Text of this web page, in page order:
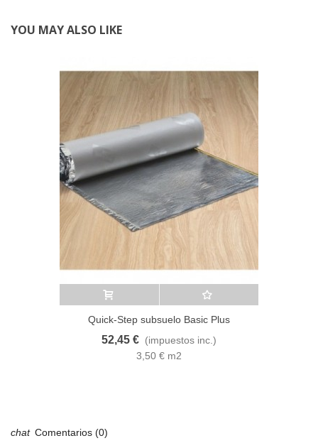
YOU MAY ALSO LIKE
Añadir al carrito A lista de deseos
Quick-Step subsuelo Basic Plus
52,45 € (impuestos inc.)
3,50 € m2
Comentarios (0)